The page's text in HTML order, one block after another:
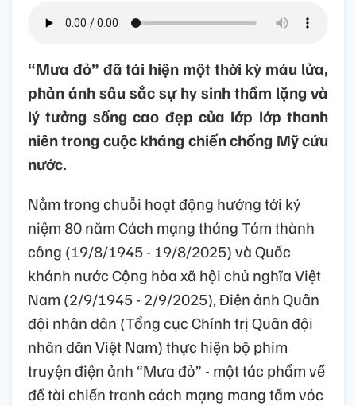
“Mưa đỏ” đã tái hiện một thời kỳ máu lửa,
phản ánh sâu sắc sự hy sinh thầm lặng và
lý tưởng sống cao đẹp của lớp lớp thanh
niên trong cuộc kháng chiến chống Mỹ cứu
nước.
Nằm trong chuỗi hoạt động hướng tới kỷ
niệm 80 năm Cách mạng tháng Tám thành
công (19/8/1945 - 19/8/2025) và Quốc
khánh nước Cộng hòa xã hội chủ nghĩa Việt
Nam (2/9/1945 - 2/9/2025), Điện ảnh Quân
đội nhân dân (Tổng cục Chính trị Quân đội
nhân dân Việt Nam) thực hiện bộ phim
truyện điện ảnh “Mưa đỏ” - một tác phẩm về
đề tài chiến tranh cách mạng mang tầm vóc